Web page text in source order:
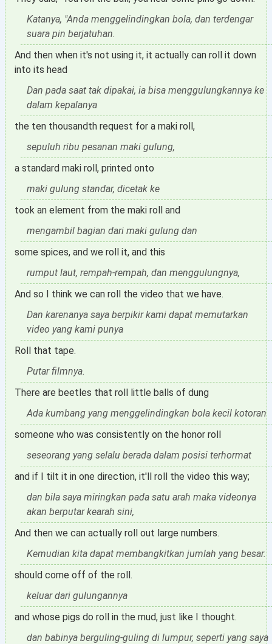
Katanya, "Anda menggelindingkan bola, dan terdengar
suara pin berjatuhan.
And then when it's not using it, it actually can roll it down
into its head
Dan pada saat tak dipakai, ia bisa menggulungkannya ke
dalam kepalanya
the ten thousandth request for a maki roll,
sepuluh ribu pesanan maki gulung,
a standard maki roll, printed onto
maki gulung standar, dicetak ke
took an element from the maki roll and
mengambil bagian dari maki gulung dan
some spices, and we roll it, and this
rumput laut, rempah-rempah, dan menggulungnya,
And so I think we can roll the video that we have.
Dan karenanya saya berpikir kami dapat memutarkan
video yang kami punya
Roll that tape.
Putar filmnya.
There are beetles that roll little balls of dung
Ada kumbang yang menggelindingkan bola kecil kotoran
someone who was consistently on the honor roll
seseorang yang selalu berada dalam posisi terhormat
and if I tilt it in one direction, it'll roll the video this way;
dan bila saya miringkan pada satu arah maka videonya
akan berputar kearah sini,
And then we can actually roll out large numbers.
Kemudian kita dapat membangkitkan jumlah yang besar.
should come off of the roll.
keluar dari gulungannya
and whose pigs do roll in the mud, just like I thought.
dan babinya berguling-guling di lumpur, seperti yang saya